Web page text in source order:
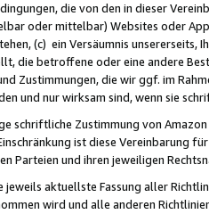
die von den in dieser
oder mittelbar) Websites oder
(c) ein Versäumnis unsererseits,
die betroffene oder eine andere
Zustimmungen, die wir ggf. im
und nur wirksam sind, wenn sie
schriftliche Zustimmung von
ist diese Vereinbarung
Parteien und ihren jeweiligen
jeweils aktuellste Fassung aller
wird und alle anderen